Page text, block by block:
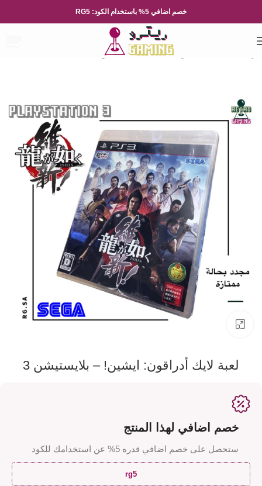
خصم اضافي 5% باستخدام الكود: RG5
Playsation بلايستيشن 3
لعبة لايك أدراقون: ايشين! – بلايستيشن 3
خصم اضافي لهذا المنتج
ستحصل على خصم اضافي قدره 5% عن استخدامك للكود
rg5